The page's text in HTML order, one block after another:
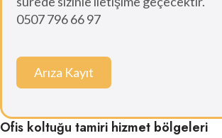
0507 796 66 97
Arıza Kayıt
Ofis koltuğu tamiri hizmet bölgeleri